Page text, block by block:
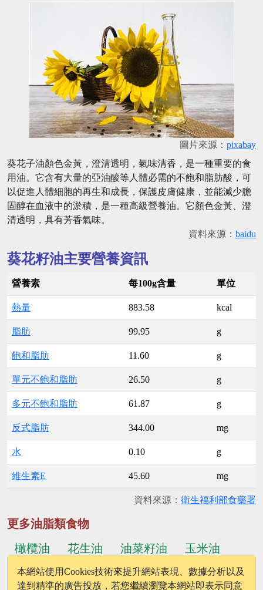
圖片來源： pixabay
葵花子油顏色金黃，澄清透明，氣味清香，是一種重要的食
用油。它含有大量的亞油酸等人體必需的不飽和脂肪酸，可
以促進人體細胞的再生和成長，保護皮膚健康，並能減少膽
固醇在血液中的淤積，是一種高級營養油。它顏色金黃、澄
清透明，具有芳香氣味。
資料來源： baidu
葵花籽油主要營養資訊
營養素 每100g含量 單位
熱量 883.58 kcal
脂肪 99.95 g
飽和脂肪 11.60 g
單元不飽和脂肪 26.50 g
多元不飽和脂肪 61.87 g
反式脂肪 344.00 mg
水 0.10 g
維生素E 45.60 mg
資料來源： 衛生福利部食藥署
更多油脂類食物
橄欖油
花生油 油菜籽油
玉米油
調合植物油
紅花籽油 ...更多食物
本網站使用Cookies技術來提升網站表現、數據分析以及
達到精準的廣告投放，若您繼續瀏覽本網站即表示同意